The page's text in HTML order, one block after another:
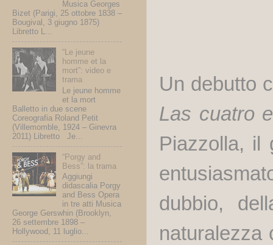
Un debutto
Las cuatro
Piazzolla, il
dubbio,
naturalezza
Musica Georges
Bizet (Parigi, 25 ottobre 1838 –
Bougival, 3 giugno 1875)
Libretto L...
“Le jeune
homme et la
mort”: video e
trama
Le jeune homme
et la mort
Balletto in due scene
Coreografia Roland Petit
(Villemomble, 1924 – Ginevra
2011) Libretto Je...
“Porgy and
Bess”: la trama
Aggiungi
didascalia Porgy
and Bess Opera
in tre atti Musica
George Gerswhin (Brooklyn,
26 settembre 1898 –
Hollywood, 11 luglio...